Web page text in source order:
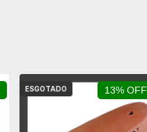
13% OFF
ESGOTADO